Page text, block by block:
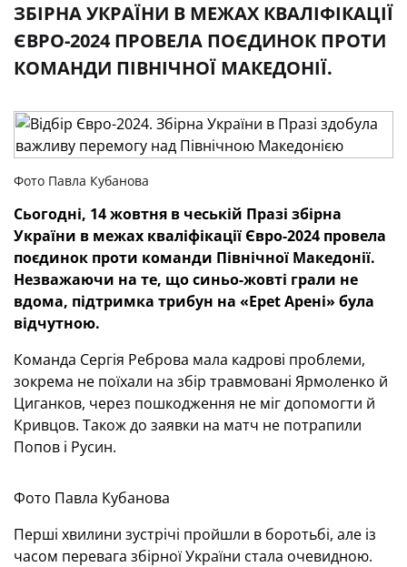
ЗБІРНА УКРАЇНИ В МЕЖАХ КВАЛІФІКАЦІЇ
ЄВРО-2024 ПРОВЕЛА ПОЄДИНОК ПРОТИ
КОМАНДИ ПІВНІЧНОЇ МАКЕДОНІЇ.
Фото Павла Кубанова
Сьогодні, 14 жовтня в чеській Празі збірна
України в межах кваліфікації Євро-2024 провела
поєдинок проти команди Північної Македонії.
Незважаючи на те, що синьо-жовті грали не
вдома, підтримка трибун на «Epet Арені» була
відчутною.
Команда Сергія Реброва мала кадрові проблеми,
зокрема не поїхали на збір травмовані Ярмоленко й
Циганков, через пошкодження не міг допомогти й
Кривцов. Також до заявки на матч не потрапили
Попов і Русин.
Фото Павла Кубанова
Перші хвилини зустрічі пройшли в боротьбі, але із
часом перевага збірної України стала очевидною.